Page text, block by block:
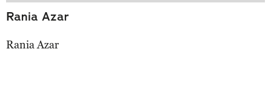
Rania Azar
Rania Azar